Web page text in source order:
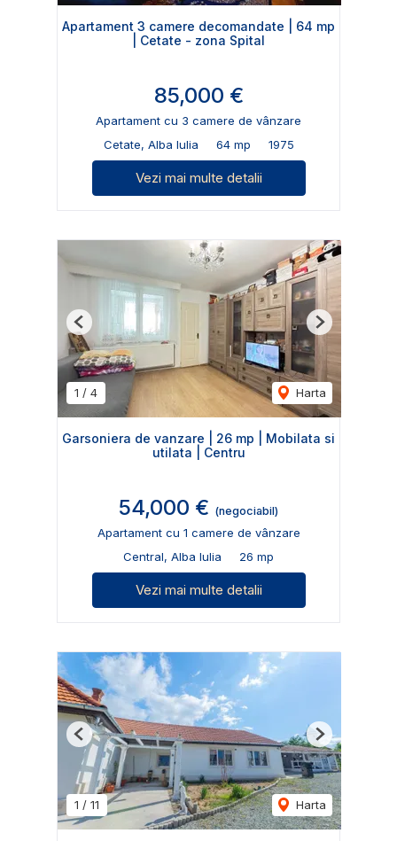
Apartament 3 camere decomandate | 64 mp
| Cetate - zona Spital
85,000 €
Apartament cu 3 camere de vânzare
Cetate, Alba Iulia
64 mp 1975
Vezi mai multe detalii
1 / 4 Harta
Previous Next
Garsoniera de vanzare | 26 mp | Mobilata si
utilata | Centru
54,000 € (negociabil)
Apartament cu 1 camere de vânzare
Central, Alba Iulia
26 mp
Vezi mai multe detalii
1 / 11 Harta
Previous Next